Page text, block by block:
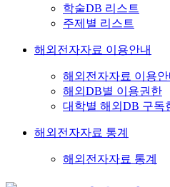
학술DB 리스트
주제별 리스트
해외전자자료 이용안내
해외전자자료 이용안
해외DB별 이용권한
대학별 해외DB 구독
해외전자자료 통계
해외전자자료 통계